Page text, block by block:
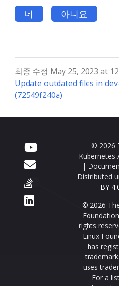
네 아니요
최종 수정 May 25, 2023 at
Update outdated files in
(72549f240a)
© 2026
Kubernetes
|
Distributed
BY
© 2026
rights
Linux
has
uses
For a